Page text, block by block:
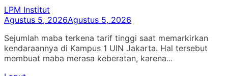
LPM Institut
Agustus 5, 2026Agustus 5, 2026
Sejumlah maba terkena tarif tinggi saat memarkirkan
kendaraannya di Kampus 1 UIN Jakarta. Hal tersebut
membuat maba merasa keberatan, karena...